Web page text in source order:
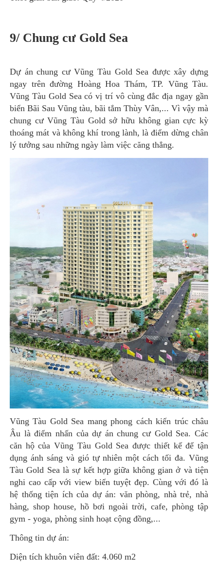
9/ Chung cư Gold Sea
Dự án chung cư Vũng Tàu Gold Sea được xây dựng
ngay trên đường Hoàng Hoa Thám, TP. Vũng Tàu.
Vũng Tàu Gold Sea có vị trí vô cùng đắc địa ngay gần
biển Bãi Sau Vũng tàu, bãi tắm Thùy Vân,... Vì vậy mà
chung cư Vũng Tàu Gold sở hữu không gian cực kỳ
thoáng mát và không khí trong lành, là điểm dừng chân
lý tưởng sau những ngày làm việc căng thẳng.
Vũng Tàu Gold Sea mang phong cách kiến trúc châu
Âu là điểm nhấn của dự án chung cư Gold Sea. Các
căn hộ của Vũng Tàu Gold Sea được thiết kế để tận
dụng ánh sáng và gió tự nhiên một cách tối đa. Vũng
Tàu Gold Sea là sự kết hợp giữa không gian ở và tiện
nghi cao cấp với view biển tuyệt đẹp. Cùng với đó là
hệ thống tiện ích của dự án: văn phòng, nhà trẻ, nhà
hàng, shop house, hồ bơi ngoài trời, cafe, phòng tập
gym - yoga, phòng sinh hoạt cộng đồng,...
Thông tin dự án:
Diện tích khuôn viên đất: 4.060 m2